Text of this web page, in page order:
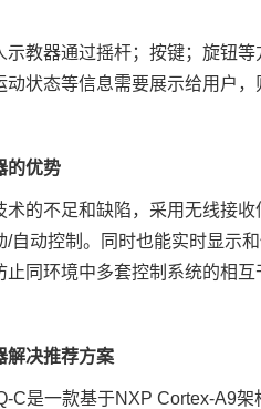
示教器通过摇杆；按键；旋钮
动状态等信息需要展示给用户
的优势
术的不足和缺陷，采用无线接
/自动控制。同时也能实时显示
止同环境中多套控制系统的相
解决推荐方案
-C是一款基于NXP Cortex-A9架